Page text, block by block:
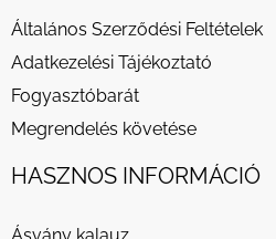
Általános Szerződési Feltételek
Adatkezelési Tájékoztató
Fogyasztóbarát
Megrendelés követése
HASZNOS INFORMÁCIÓ
Ásvány kalauz